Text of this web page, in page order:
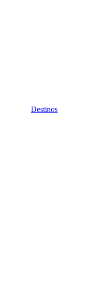
Destinos